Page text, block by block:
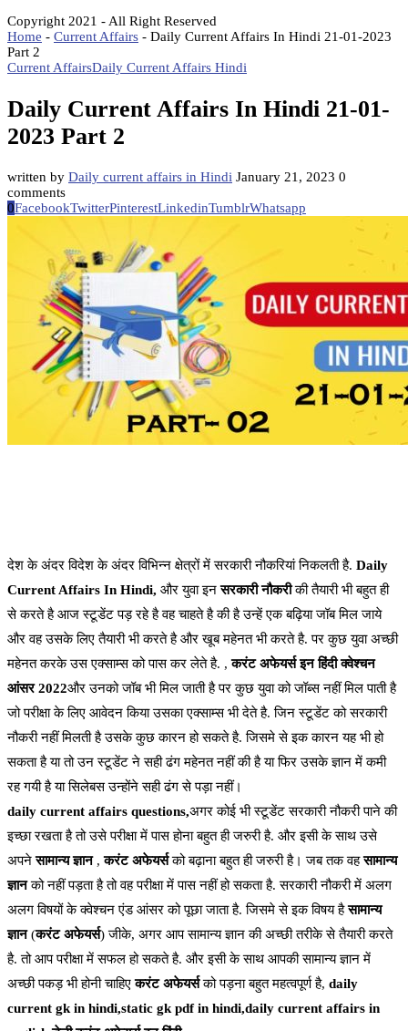
Copyright 2021 - All Right Reserved
Home - Current Affairs - Daily Current Affairs In Hindi 21-01-2023
Part 2
Current AffairsDaily Current Affairs Hindi
Daily Current Affairs In Hindi 21-01-
2023 Part 2
written by Daily current affairs in Hindi January 21, 2023 0
comments
0FacebookTwitterPinterestLinkedinTumblrWhatsapp
देश के अंदर विदेश के अंदर विभिन्न क्षेत्रों में सरकारी नौकरियां निकलती है. Daily
Current Affairs In Hindi, और युवा इनसरकारी नौकरीकी तैयारी भी बहुत ही
से करते है आज स्टूडेंट पड़ रहे है वह चाहते है की है उन्हें एक बढ़िया जॉब मिल जाये
और वह उसके लिए तैयारी भी करते है और खूब महेनत भी करते है. पर कुछ युवा अच्छी
महेनत करके उस एक्साम्स को पास कर लेते है. ,करंट अफेयर्स इन हिंदी क्वेश्चन
आंसर 2022और उनको जॉब भी मिल जाती है पर कुछ युवा को जॉब्स नहीं मिल पाती है
जो परीक्षा के लिए आवेदन किया उसका एक्साम्स भी देते है. जिन स्टूडेंट को सरकारी
नौकरी नहीं मिलती है उसके कुछ कारन हो सकते है. जिसमे से इक कारन यह भी हो
सकता है या तो उन स्टूडेंट ने सही ढंग महेनत नहीं की है या फिर उसके ज्ञान में कमी
रह गयी है या सिलेबस उन्होंने सही ढंग से पड़ा नहीं।
daily current affairs questions,अगर कोई भी स्टूडेंट सरकारी नौकरी पाने की
इच्छा रखता है तो उसे परीक्षा में पास होना बहुत ही जरुरी है. और इसी के साथ उसे
अपनेसामान्य ज्ञान,करंट अफेयर्सको बढ़ाना बहुत ही जरुरी है। जब तक वहसामान्य
ज्ञानको नहीं पड़ता है तो वह परीक्षा में पास नहीं हो सकता है. सरकारी नौकरी में अलग
अलग विषयों के क्वेश्चन एंड आंसर को पूछा जाता है. जिसमे से इक विषय हैसामान्य
ज्ञान(करंट अफेयर्स) जीके, अगर आप सामान्य ज्ञान की अच्छी तरीके से तैयारी करते
है. तो आप परीक्षा में सफल हो सकते है. और इसी के साथ आपकी सामान्य ज्ञान में
अच्छी पकड़ भी होनी चाहिएकरंट अफेयर्सको पड़ना बहुत महत्वपूर्ण है, daily
current gk in hindi,static gk pdf in hindi,daily current affairs in